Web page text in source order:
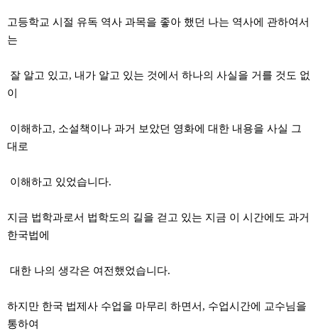
고등학교 시절 유독 역사 과목을 좋아 했던 나는 역사에 관하여서
는
잘 알고 있고, 내가 알고 있는 것에서 하나의 사실을 거를 것도 없
이
이해하고, 소설책이나 과거 보았던 영화에 대한 내용을 사실 그
대로
이해하고 있었습니다.
지금 법학과로서 법학도의 길을 걷고 있는 지금 이 시간에도 과거
한국법에
대한 나의 생각은 여전했었습니다.
하지만 한국 법제사 수업을 마무리 하면서, 수업시간에 교수님을
통하여